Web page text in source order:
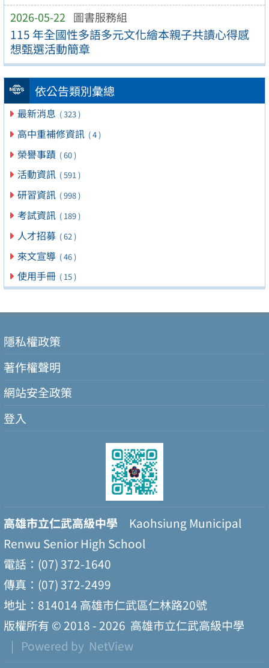
2026-05-22 圖書服務組
115 年全國性多語多元文化繪本親子共讀心得感
想甄選活動簡章
依公告類別彙總
最新消息 ( 323 )
高中重補修資訊 ( 4 )
榮譽事蹟 ( 60 )
活動資訊 ( 591 )
研習資訊 ( 998 )
考試資訊 ( 189 )
人才招募 ( 62 )
來文宣導 ( 46 )
使用手冊 ( 15 )
隱私權政策
著作權聲明
網站安全政策
登入
高雄市立仁武高級中學 Kaohsiung Municipal
Renwu Senior High School
電話：(07) 372-1640
傳真：(07) 372-2499
地址：814014 高雄市仁武區仁林路20號
版權所有 © 2018 - 2026 高雄市立仁武高級中學
| Powered by NetView